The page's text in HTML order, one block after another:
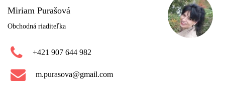
Miriam Purašová
Obchodná riaditeľka
+421 907 644 982
m.purasova@gmail.com